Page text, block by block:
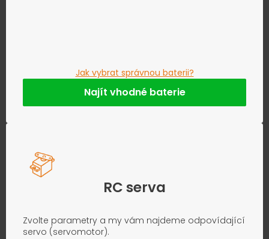
Jak vybrat správnou baterii?
Najít vhodné baterie
RC serva
Zvolte parametry a my vám najdeme odpovídající
servo (servomotor).